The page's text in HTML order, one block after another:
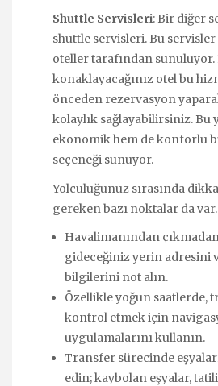
Shuttle Servisleri: Bir diğer
shuttle servisleri. Bu
oteller tarafından sunuluyor.
konaklayacağınız otel bu
önceden rezervasyon
kolaylık sağlayabilirsiniz. Bu
ekonomik hem de konforlu
seçeneği sunuyor.
Yolculuğunuz sırasında
gereken bazı noktalar da
Havalimanından
gideceğiniz yerin adresini
bilgilerini not alın.
Özellikle yoğun saatlerde,
kontrol etmek için
uygulamalarını kullanın.
Transfer sürecinde
edin; kaybolan eşyalar,